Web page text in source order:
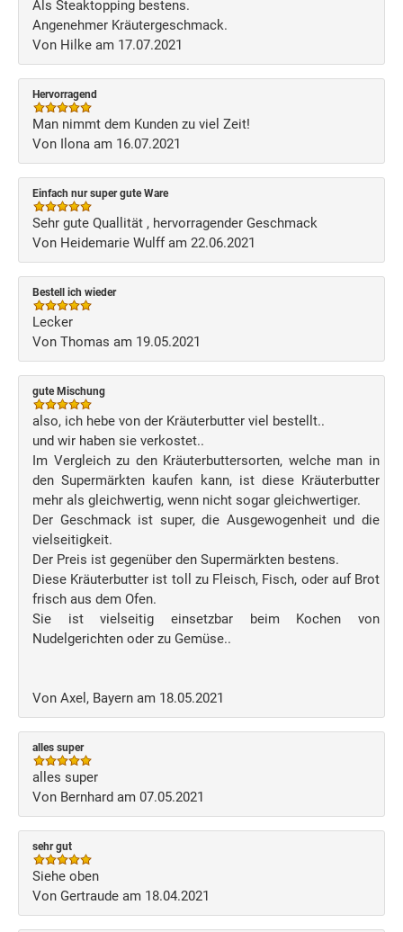
Als Steaktopping bestens.
Angenehmer Kräutergeschmack.
Von Hilke am 17.07.2021
Hervorragend
Man nimmt dem Kunden zu viel Zeit!
Von Ilona am 16.07.2021
Einfach nur super gute Ware
Sehr gute Quallität , hervorragender Geschmack
Von Heidemarie Wulff am 22.06.2021
Bestell ich wieder
Lecker
Von Thomas am 19.05.2021
gute Mischung
also, ich hebe von der Kräuterbutter viel bestellt..
und wir haben sie verkostet..
Im Vergleich zu den Kräuterbuttersorten, welche man in
den Supermärkten kaufen kann, ist diese Kräuterbutter
mehr als gleichwertig, wenn nicht sogar gleichwertiger.
Der Geschmack ist super, die Ausgewogenheit und die
vielseitigkeit.
Der Preis ist gegenüber den Supermärkten bestens.
Diese Kräuterbutter ist toll zu Fleisch, Fisch, oder auf Brot
frisch aus dem Ofen.
Sie ist vielseitig einsetzbar beim Kochen von
Nudelgerichten oder zu Gemüse..
Von Axel, Bayern am 18.05.2021
alles super
alles super
Von Bernhard am 07.05.2021
sehr gut
Siehe oben
Von Gertraude am 18.04.2021